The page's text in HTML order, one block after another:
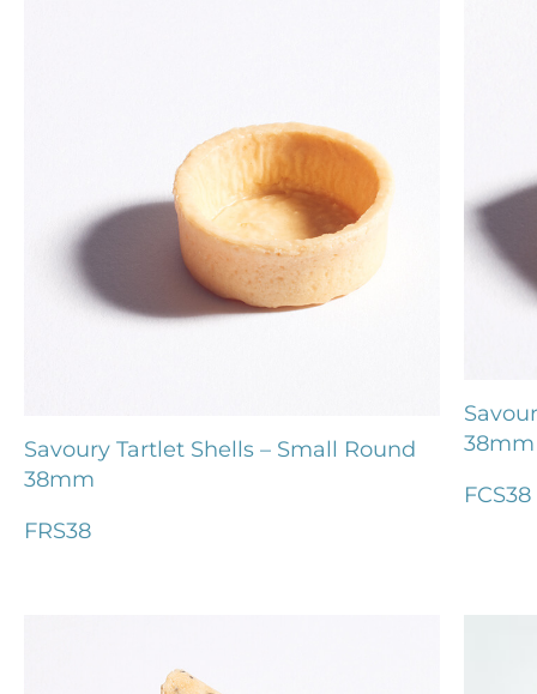
Savoury Tartlet Shells – Small Round
38mm
FRS38
38mm
FCS38